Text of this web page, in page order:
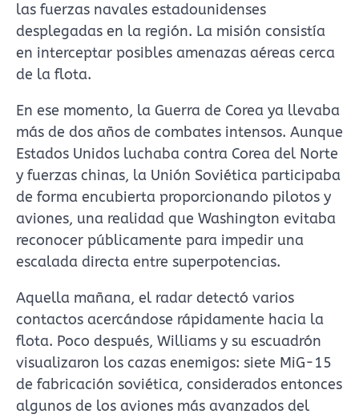
las fuerzas navales estadounidenses
desplegadas en la región. La misión consistía
en interceptar posibles amenazas aéreas cerca
de la flota.
En ese momento, la Guerra de Corea ya llevaba
más de dos años de combates intensos. Aunque
Estados Unidos luchaba contra Corea del Norte
y fuerzas chinas, la Unión Soviética participaba
de forma encubierta proporcionando pilotos y
aviones, una realidad que Washington evitaba
reconocer públicamente para impedir una
escalada directa entre superpotencias.
Aquella mañana, el radar detectó varios
contactos acercándose rápidamente hacia la
flota. Poco después, Williams y su escuadrón
visualizaron los cazas enemigos: siete MiG-15
de fabricación soviética, considerados entonces
algunos de los aviones más avanzados del